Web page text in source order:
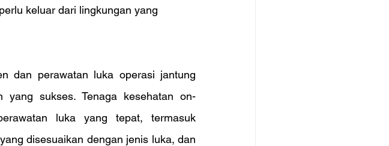
keluar dari lingkungan yang
dan perawatan luka operasi jantung
yang sukses. Tenaga kesehatan on-
luka yang tepat, termasuk
disesuaikan dengan jenis luka, dan